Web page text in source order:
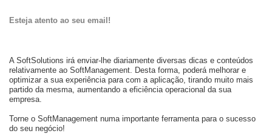
Esteja atento ao seu email!
A SoftSolutions irá enviar-lhe diariamente diversas dicas e conteúdos
relativamente ao SoftManagement. Desta forma, poderá melhorar e
optimizar a sua experiência para com a aplicação, tirando muito mais
partido da mesma, aumentando a eficiência operacional da sua
empresa.
Torne o SoftManagement numa importante ferramenta para o sucesso
do seu negócio!